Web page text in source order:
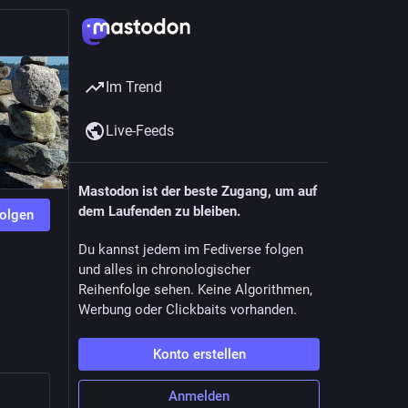
Im Trend
Live-Feeds
Mastodon ist der beste Zugang, um auf
dem Laufenden zu bleiben.
Du kannst jedem im Fediverse folgen
und alles in chronologischer
Reihenfolge sehen. Keine Algorithmen,
Werbung oder Clickbaits vorhanden.
Konto erstellen
Anmelden